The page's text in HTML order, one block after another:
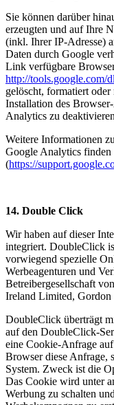
Sie können darüber
erzeugten und auf Ihre
(inkl. Ihrer IP-Adresse)
Daten durch Google
Link verfügbare
http://tools.google.com/
gelöscht, formatiert oder
Installation des
Analytics zu
Weitere Informationen
Google Analytics
(https://
14. Double Click
Wir haben auf dieser
integriert. DoubleClick
vorwiegend spezielle
Werbeagenturen und
Betreibergesellschaft
Ireland Limited,
DoubleClick überträgt
auf den DoubleClick-
eine Cookie-Anfrage
Browser diese Anfrage,
System. Zweck ist die
Das Cookie wird unter
Werbung zu schalten